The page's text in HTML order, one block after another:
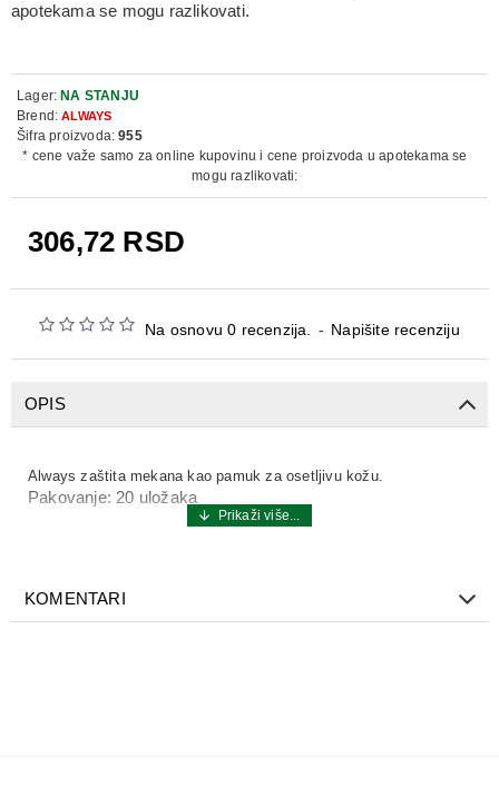
apotekama se mogu razlikovati.
Na osnovu 0 recenzija. - Napišite recenziju
306,72 RSD
Lager: NA STANJU
Brend: ALWAYS
Šifra proizvoda: 955
* cene važe samo za online kupovinu i cene proizvoda u apotekama se
mogu razlikovati:
OPIS
Always zaštita mekana kao pamuk za osetljivu kožu.
Pakovanje: 20 uložaka
KOMENTARI